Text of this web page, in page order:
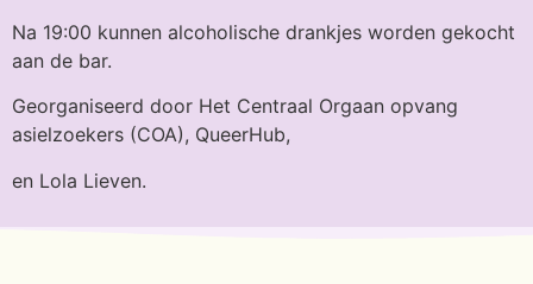
Na 19:00 kunnen alcoholische drankjes worden gekocht
aan de bar.
Georganiseerd door Het Centraal Orgaan opvang
asielzoekers (COA), QueerHub,
en Lola Lieven.